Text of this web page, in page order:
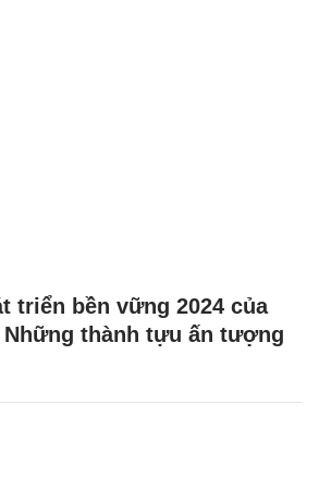
triển bền vững 2024 của
Những thành tựu ấn tượng